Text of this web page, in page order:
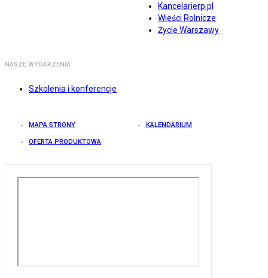
Kancelarierp.pl
Wieści Rolnicze
Życie Warszawy
NASZE WYDARZENIA
Szkolenia i konferencje
MAPA STRONY KALENDARIUM
OFERTA PRODUKTOWA